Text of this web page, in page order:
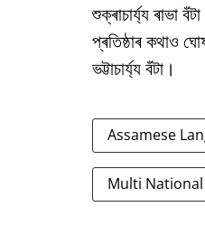
শুক্ৰাচাৰ্য্য ৰাভা
প্ৰতিষ্ঠাৰ কথাও
ভট্টাচাৰ্য্য বঁটা।
Assamese
Multi